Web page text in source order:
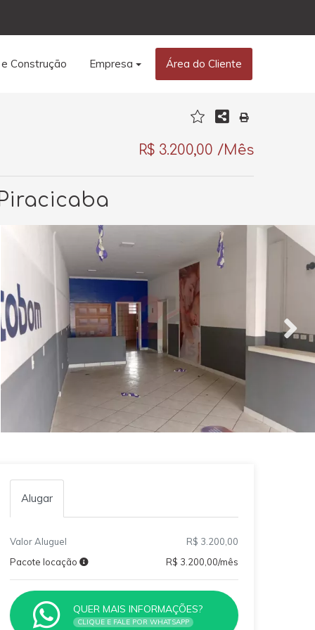
Construção Empresa Área do Cliente
R$ 3.200,00 /Mês
Alugar
Valor Aluguel
R$ 3.200,00
Pacote locação
R$ 3.200,00/mês
QUER MAIS INFORMAÇÕES?
CLIQUE E FALE POR WHATSAPP